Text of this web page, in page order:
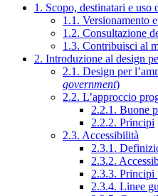
1. Scopo, destinatari e
1.1. Versionamento
1.2. Consultazione
1.3. Contribuisci al
2. Introduzione al design
2.1. Design per
government)
2.2. L’approccio
2.2.1. Buone
2.2.2. Principi
2.3. Accessibilità
2.3.1.
2.3.2.
2.3.3. Principi
2.3.4. Linee